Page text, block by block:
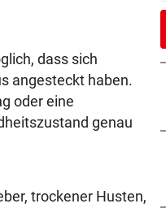
dass sich
angesteckt haben.
oder eine
genau
trockener Husten,